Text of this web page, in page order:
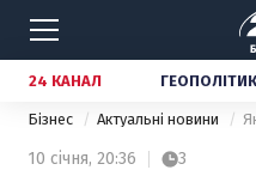
24 КАНАЛ
Бізнес Актуальні новини
10 січня, 20:36 3